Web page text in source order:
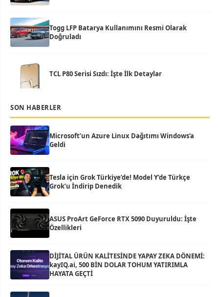
Togg LFP Batarya Kullanımını Resmi Olarak
Doğruladı
TCL P80 Serisi Sızdı: İşte İlk Detaylar
SON HABERLER
Microsoft’un Azure Linux Dağıtımı Windows’a
Geldi
Tesla için Grok Türkiye’de! Model Y’de Türkçe
Grok’u İndirip Denedik
ASUS ProArt GeForce RTX 5090 Duyuruldu: İşte
Özellikleri
DİJİTAL ÜRÜN KALİTESİNDE YAPAY ZEKA DÖNEMİ:
kayIQ.ai, 500 BİN DOLAR TOHUM YATIRIMLA
HAYATA GEÇTİ